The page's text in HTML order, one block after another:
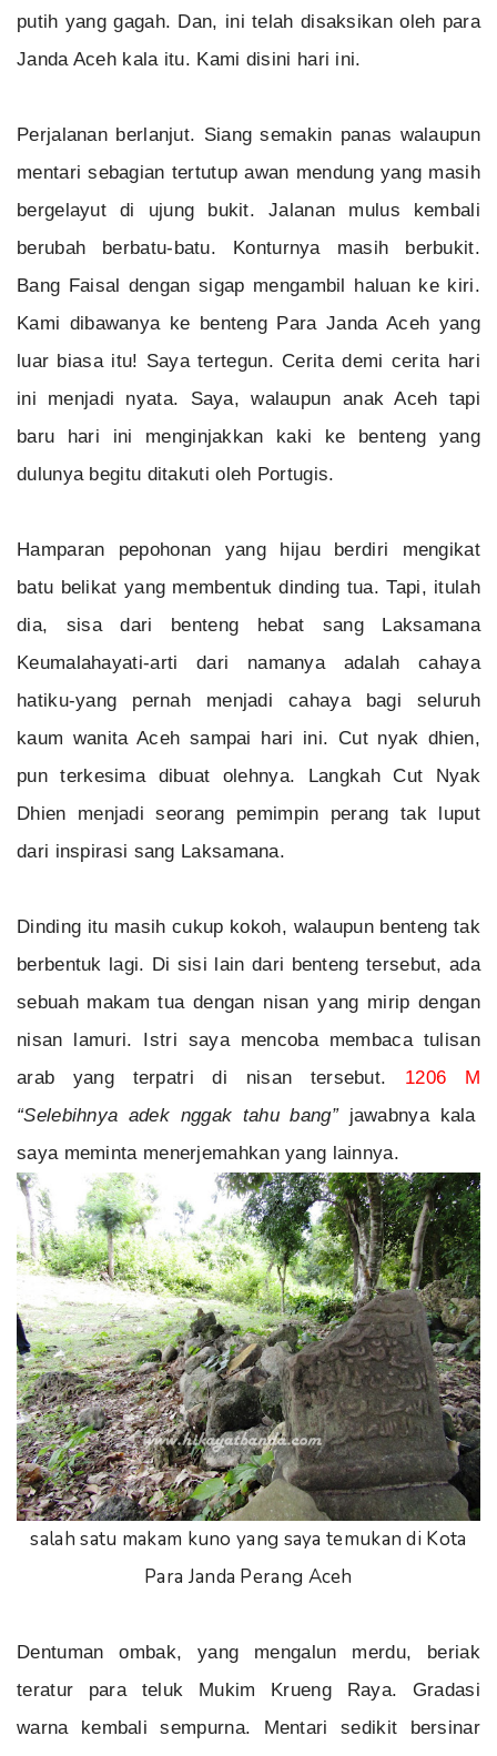
putih yang gagah. Dan, ini telah disaksikan oleh para
Janda Aceh kala itu. Kami disini hari ini.
Perjalanan berlanjut. Siang semakin panas walaupun
mentari sebagian tertutup awan mendung yang masih
bergelayut di ujung bukit. Jalanan mulus kembali
berubah berbatu-batu. Konturnya masih berbukit.
Bang Faisal dengan sigap mengambil haluan ke kiri.
Kami dibawanya ke benteng Para Janda Aceh yang
luar biasa itu! Saya tertegun. Cerita demi cerita hari
ini menjadi nyata. Saya, walaupun anak Aceh tapi
baru hari ini menginjakkan kaki ke benteng yang
dulunya begitu ditakuti oleh Portugis.
Hamparan pepohonan yang hijau berdiri mengikat
batu belikat yang membentuk dinding tua. Tapi, itulah
dia, sisa dari benteng hebat sang Laksamana
Keumalahayati-arti dari namanya adalah cahaya
hatiku-yang pernah menjadi cahaya bagi seluruh
kaum wanita Aceh sampai hari ini. Cut nyak dhien,
pun terkesima dibuat olehnya. Langkah Cut Nyak
Dhien menjadi seorang pemimpin perang tak luput
dari inspirasi sang Laksamana.
Dinding itu masih cukup kokoh, walaupun benteng tak
berbentuk lagi. Di sisi lain dari benteng tersebut, ada
sebuah makam tua dengan nisan yang mirip dengan
nisan lamuri. Istri saya mencoba membaca tulisan
arab yang terpatri di nisan tersebut. 1206 M
“Selebihnya adek nggak tahu bang”jawabnya kala
saya meminta menerjemahkan yang lainnya.
salah satu makam kuno yang saya temukan di Kota
Para Janda Perang Aceh
Dentuman ombak, yang mengalun merdu, beriak
teratur para teluk Mukim Krueng Raya. Gradasi
warna kembali sempurna. Mentari sedikit bersinar